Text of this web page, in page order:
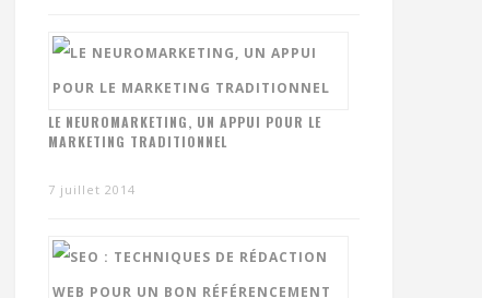
LE NEUROMARKETING, UN APPUI POUR LE
MARKETING TRADITIONNEL
7 juillet 2014